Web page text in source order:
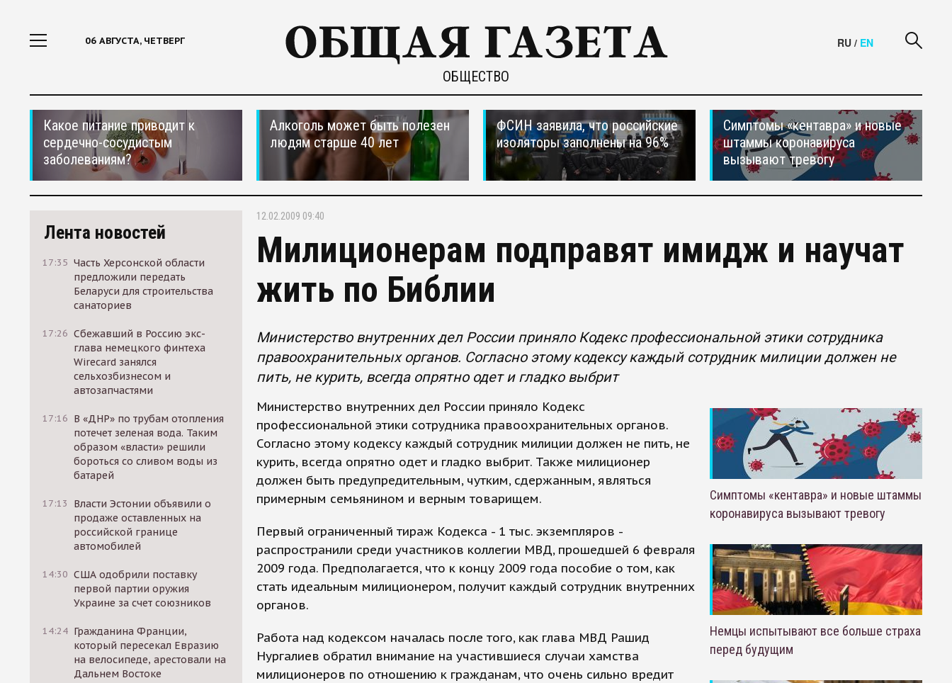
06 АВГУСТА, ЧЕТВЕРГ
ОБЩЕСТВО
RU / EN
Какое питание приводит к
сердечно-сосудистым
заболеваниям?
Алкоголь может быть полезен
людям старше 40 лет
ФСИН заявила, что российские
изоляторы заполнены на 96%
Симптомы «кентавра» и новые
штаммы коронавируса
вызывают тревогу
Лента новостей
17:35 Часть Херсонской области
предложили передать
Беларуси для строительства
санаториев
17:26 Сбежавший в Россию экс-
глава немецкого финтеха
Wirecard занялся
сельхозбизнесом и
автозапчастями
17:16 В «ДНР» по трубам отопления
потечет зеленая вода. Таким
образом «власти» решили
бороться со сливом воды из
батарей
17:13
Власти Эстонии объявили о
продаже оставленных на
российской границе
автомобилей
14:30 США одобрили поставку
первой партии оружия
Украине за счет союзников
14:24 Гражданина Франции,
который пересекал Евразию
на велосипеде, арестовали на
Дальнем Востоке
12.02.2009 09:40
Милиционерам подправят имидж и научат
жить по Библии
Министерство внутренних дел России приняло Кодекс профессиональной этики сотрудника
правоохранительных органов. Согласно этому кодексу каждый сотрудник милиции должен не
пить, не курить, всегда опрятно одет и гладко выбрит
Министерство внутренних дел России приняло Кодекс
профессиональной этики сотрудника правоохранительных органов.
Согласно этому кодексу каждый сотрудник милиции должен не пить, не
курить, всегда опрятно одет и гладко выбрит. Также милиционер
должен быть предупредительным, чутким, сдержанным, являться
примерным семьянином и верным товарищем.
Первый ограниченный тираж Кодекса - 1 тыс. экземпляров -
распространили среди участников коллегии МВД, прошедшей 6 февраля
2009 года. Предполагается, что к концу 2009 года пособие о том, как
стать идеальным милиционером, получит каждый сотрудник внутренних
органов.
Работа над кодексом началась после того, как глава МВД Рашид
Нургалиев обратил внимание на участившиеся случаи хамства
милиционеров по отношению к гражданам, что очень сильно вредит
Симптомы «кентавра» и новые штаммы
коронавируса вызывают тревогу
Немцы испытывают все больше страха
перед будущим